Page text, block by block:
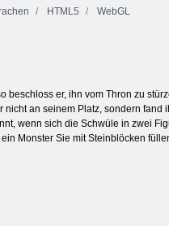
HTML5 WebGL
er, ihn vom Thron zu
an seinem Platz, sondern fand
wenn sich die Schwüle in zwei
Monster Sie mit Steinblöcken